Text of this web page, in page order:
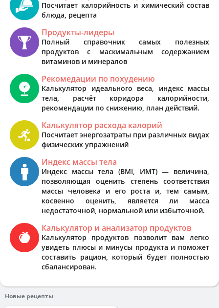
Посчитает калорийность и химический состав
блюда, рецепта
Продукты-лидеры
Полный справочник самых полезных
продуктов с маскимальным содержанием
витаминов и минералов
Рекомедации по похудению
Калькулятор идеального веса, индекс массы
тела, расчёт коридора калорийности,
рекомендации по снижению, план действий.
Калькулятор расхода калорий
Посчитает энергозатраты при различных видах
физических упражнений
Индекс массы тела
Индекс массы тела (BMI, ИМТ) — величина,
позволяющая оценить степень соответствия
массы человека и его роста и, тем самым,
косвенно оценить, является ли масса
недостаточной, нормальной или избыточной.
Калькулятор и анализатор продуктов
Калькулятор продуктов позволит вам легко
увидеть плюсы и минусы продукта и поможет
составить рацион, который будет полностью
сбалансирован.
Новые рецепты